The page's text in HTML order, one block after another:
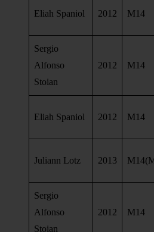
Eliah Spaniol 2012 M14
Sergio
Alfonso
Stoian
2012 M14
Eliah Spaniol 2012 M14
Juliann Lotz 2013
Sergio
Alfonso
Stoian
2012 M14